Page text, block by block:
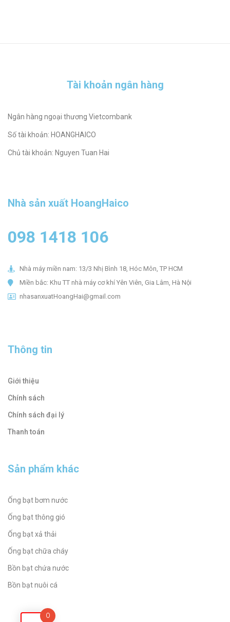
Nhà sản xuất HoangHaico
098 1418 106
Nhà máy miền nam: 13/3 Nhị Bình 18, Hóc Môn, TP HCM
Miền bắc: Khu TT nhà máy cơ khí Yên Viên, Gia Lâm, Hà Nội​
nhasanxuatHoangHai@gmail.com
Thông tin
Giới thiệu
Chính sách
Chính sách đại lý
Thanh toán
Sản phẩm khác
Ống bạt bơm nước
Ống bạt thông gió
Ống bạt xả thải
Ống bạt chữa cháy
Bồn bạt chứa nước
Bồn bạt nuôi cá
Tài khoản ngân hàng
Ngân hàng ngoại thương Vietcombank
Số tài khoản: HOANGHAICO
Chủ tài khoản: Nguyen Tuan Hai
0